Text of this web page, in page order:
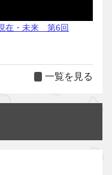
在・未来 第6回
一覧を見る